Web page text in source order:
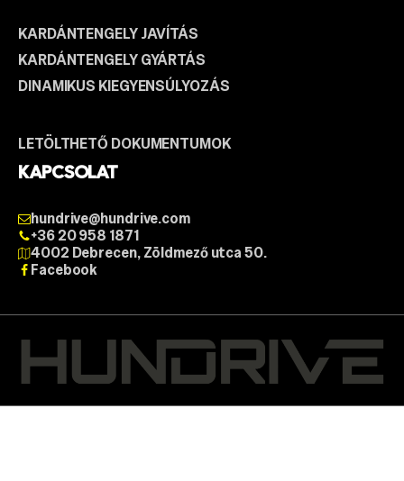
KARDÁNTENGELY JAVÍTÁS
KARDÁNTENGELY GYÁRTÁS
DINAMIKUS KIEGYENSÚLYOZÁS
LETÖLTHETŐ DOKUMENTUMOK
KAPCSOLAT
hundrive@hundrive.com
+36 20 958 1871
4002 Debrecen, Zöldmező utca 50.
Facebook